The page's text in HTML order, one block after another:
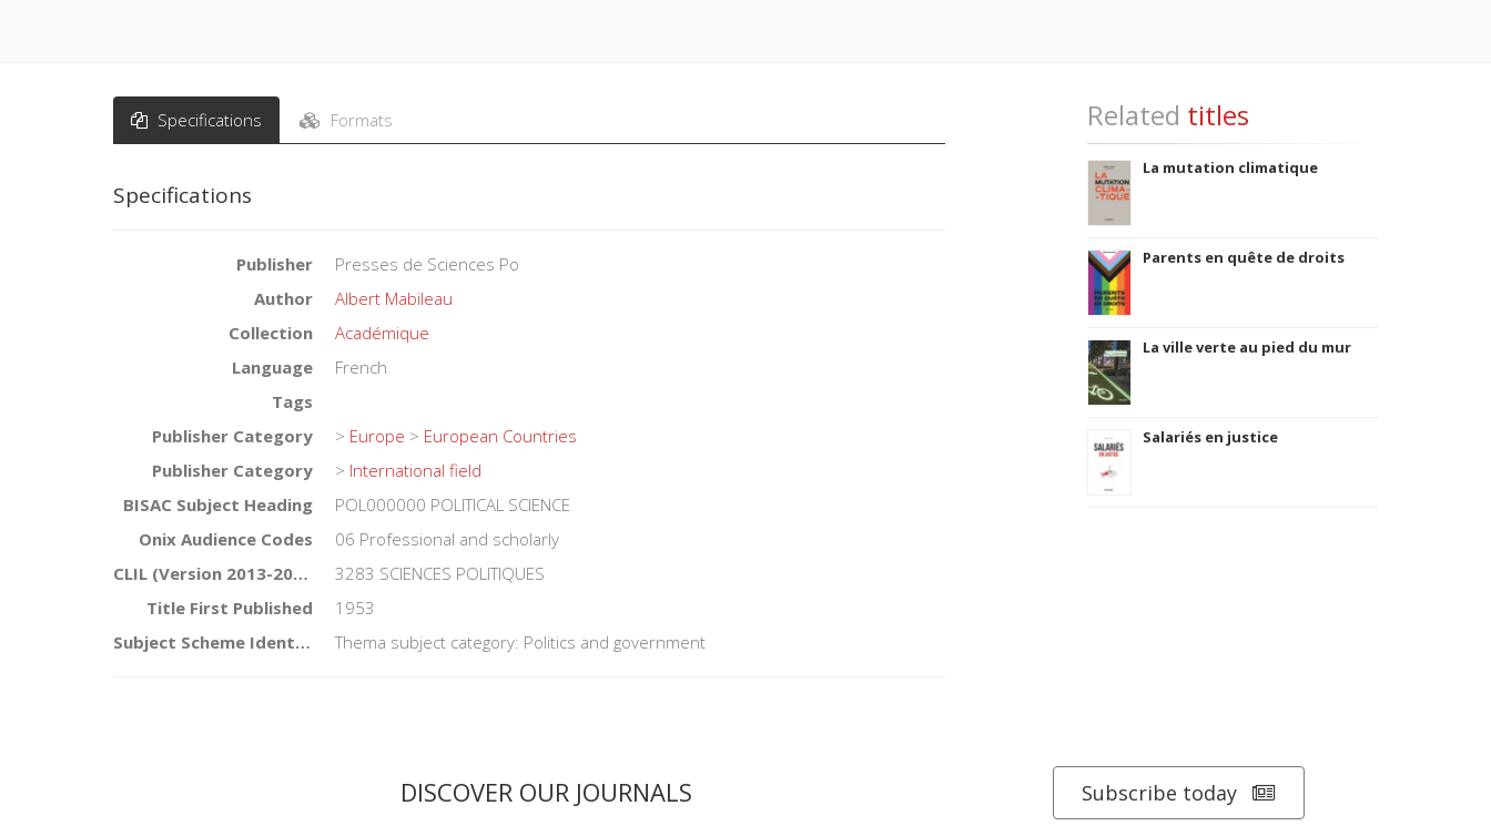
Specifications Formats
Specifications
Publisher
Presses de Sciences Po
Author
Albert Mabileau
Collection
Académique
Language
French
Tags
Publisher Category
> Europe > European Countries
Publisher Category
> International field
BISAC Subject Heading
POL000000 POLITICAL SCIENCE
Onix Audience Codes
06 Professional and scholarly
CLIL (Version 2013-2019)
3283 SCIENCES POLITIQUES
Title First Published
1953
Subject Scheme Identifier Code
Thema subject category: Politics and government
Related titles
La mutation climatique
Parents en quête de droits
La ville verte au pied du mur
Salariés en justice
DISCOVER OUR JOURNALS Subscribe today